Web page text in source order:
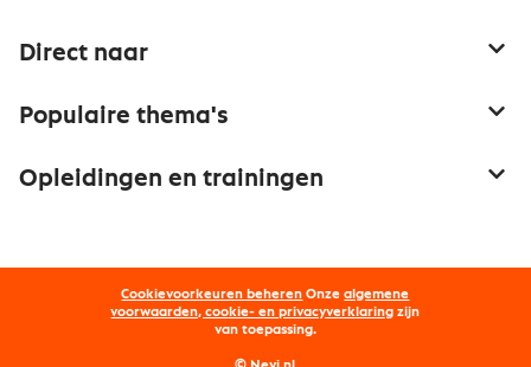
Direct naar
Netwerk en communities
Word lid van Nevi
Nevi PMI®
Populaire thema's
Onderhandelen
Opleidingen en trainingen
Opleidingen
Maatwerk
Cookievoorkeuren beheren Onzealgemene
voorwaarden, cookie- en privacyverklaring zijn
van toepassing.